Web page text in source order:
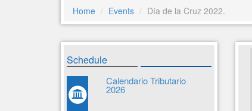
Home Events Día de la Cruz 2022.
Schedule
Calendario Tributario
2026